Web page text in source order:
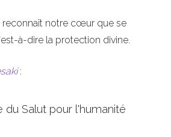
reconnaît notre cœur que se
à-dire la protection divine.
:
du Salut pour l'humanité